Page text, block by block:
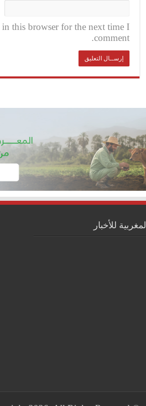
this browser for the next time I
comment.
المغربية للأخبار